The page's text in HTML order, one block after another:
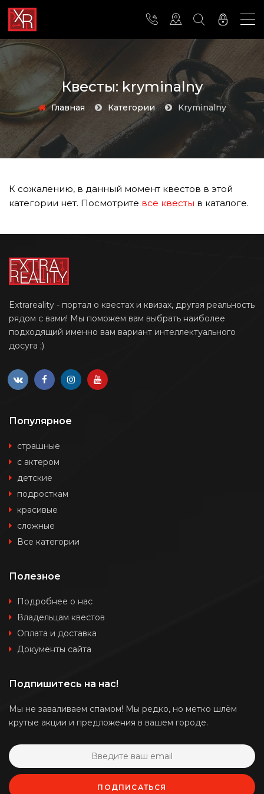
Квесты: kryminalny
Главная Категории kryminalny
К сожалению, в данный момент квестов в этой
категории нет. Посмотрите все квесты в каталоге.
Extrareality - портал о квестах и квизах, другая реальность
рядом с вами! Мы поможем вам выбрать наиболее
подходящий именно вам вариант интеллектуального
досуга ;)
Популярное
страшные
с актером
детские
подросткам
красивые
сложные
Все категории
Полезное
Подробнее о нас
Владельцам квестов
Оплата и доставка
Документы сайта
Подпишитесь на нас!
Мы не заваливаем спамом! Мы редко, но метко шлём
крутые акции и предложения в вашем городе.
ПОДПИСАТЬСЯ